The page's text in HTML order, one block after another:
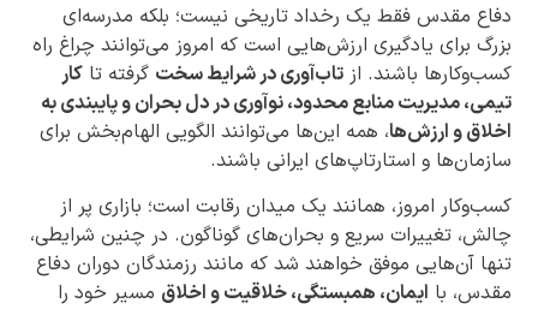
دفاع مقدس فقط یک رخداد تاریخی نیست؛ بلکه مدرسه‌ای
بزرگ برای یادگیری ارزش‌هایی است که امروز می‌توانند چراغ راه
کسب‌وکارها باشند. از تاب‌آوری در شرایط سخت گرفته تا کار
تیمی، مدیریت منابع محدود، نوآوری در دل بحران و پایبندی به
اخلاق و ارزش‌ها، همه این‌ها می‌توانند الگویی الهام‌بخش برای
سازمان‌ها و استارتاپ‌های ایرانی باشند.
کسب‌وکار امروز، همانند یک میدان رقابت است؛ بازاری پر از
چالش، تغییرات سریع و بحران‌های گوناگون. در چنین شرایطی،
تنها آن‌هایی موفق خواهند شد که مانند رزمندگان دوران دفاع
مقدس، با ایمان، همبستگی، خلاقیت و اخلاق مسیر خود را